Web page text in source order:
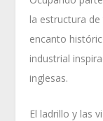
la estructura
encanto
industrial
inglesas.
El ladrillo y las